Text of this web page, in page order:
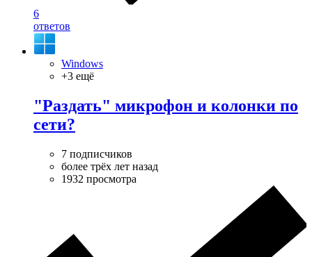
6
ответов
Windows
+3 ещё
"Раздать" микрофон и колонки по
сети?
7 подписчиков
более трёх лет назад
1932 просмотра